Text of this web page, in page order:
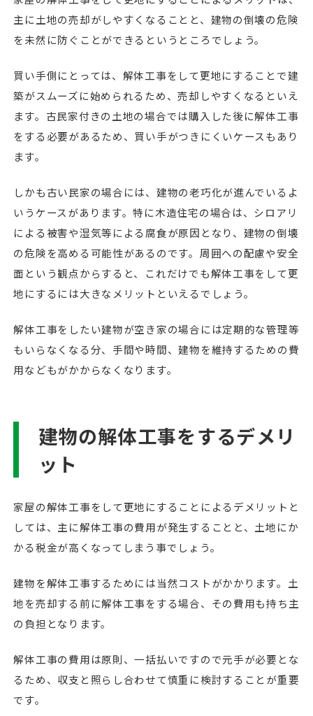
主に土地の売却がしやすくなることと、建物の倒壊の危険
を未然に防ぐことができるというところでしょう。
買い手側にとっては、解体工事をして更地にすることで建
築がスムーズに始められるため、売却しやすくなるといえ
ます。古民家付きの土地の場合では購入した後に解体工事
をする必要があるため、買い手がつきにくいケースもあり
ます。
しかも古い民家の場合には、建物の老巧化が進んでいるよ
いうケースがあります。特に木造住宅の場合は、シロアリ
による被害や湿気等による腐食が原因となり、建物の倒壊
の危険を高める可能性があるのです。周囲への配慮や安全
面という観点からすると、これだけでも解体工事をして更
地にするには大きなメリットといえるでしょう。
解体工事をしたい建物が空き家の場合には定期的な管理等
もいらなくなる分、手間や時間、建物を維持するための費
用などもがかからなくなります。
建物の解体工事をするデメリ
ット
家屋の解体工事をして更地にすることによるデメリットと
しては、主に解体工事の費用が発生することと、土地にか
かる税金が高くなってしまう事でしょう。
建物を解体工事するためには当然コストがかかります。土
地を売却する前に解体工事をする場合、その費用も持ち主
の負担となります。
解体工事の費用は原則、一括払いですので元手が必要とな
るため、収支と照らし合わせて慎重に検討することが重要
です。